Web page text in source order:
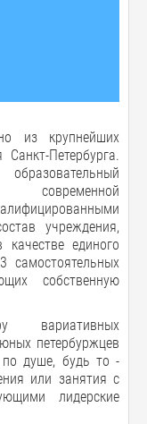
из крупнейших
Петербурга.
современной
учреждения,
единого
самостоятельных
собственную
вариативных
петербуржцев
душе, будь то -
или занятия с
лидерские